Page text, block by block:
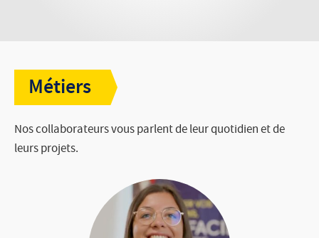
Métiers
Nos collaborateurs vous parlent de leur quotidien et de
leurs projets.